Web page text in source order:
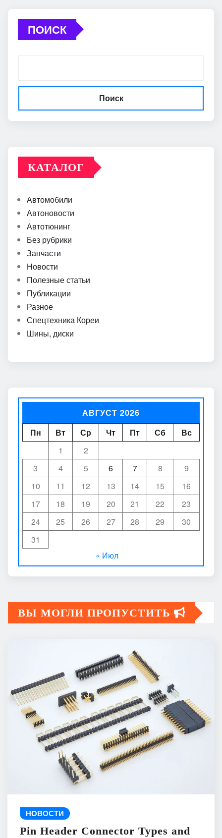
ПОИСК
Поиск
КАТАЛОГ
Автомобили
Автоновости
Автотюнинг
Без рубрики
Запчасти
Новости
Полезные статьи
Публикации
Разное
Спецтехника Кореи
Шины, диски
АВГУСТ 2026
Пн
Вт Ср Чт Пт Сб
Вс
1
2
3
4 5 6 7 8
9
10
11 12 13 14 15
16
17
18 19 20 21 22
23
24
25 26 27 28 29
30
31
« Июл
ВЫ МОГЛИ ПРОПУСТИТЬ
НОВОСТИ
Pin Header Connector Types and